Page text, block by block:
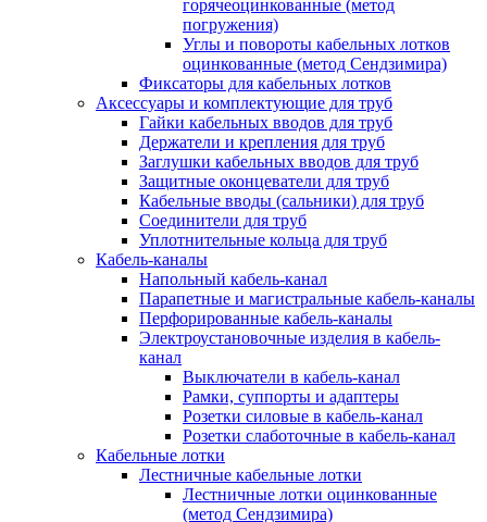
горячеоцинкованные (метод
погружения)
Углы и повороты кабельных лотков
оцинкованные (метод Сендзимира)
Фиксаторы для кабельных лотков
Аксессуары и комплектующие для труб
Гайки кабельных вводов для труб
Держатели и крепления для труб
Заглушки кабельных вводов для труб
Защитные оконцеватели для труб
Кабельные вводы (сальники) для труб
Соединители для труб
Уплотнительные кольца для труб
Кабель-каналы
Напольный кабель-канал
Парапетные и магистральные кабель-каналы
Перфорированные кабель-каналы
Электроустановочные изделия в кабель-
канал
Выключатели в кабель-канал
Рамки, суппорты и адаптеры
Розетки силовые в кабель-канал
Розетки слаботочные в кабель-канал
Кабельные лотки
Лестничные кабельные лотки
Лестничные лотки оцинкованные
(метод Сендзимира)